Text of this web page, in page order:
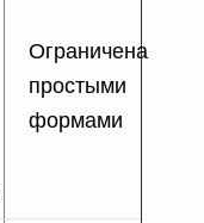
Ограничена
простыми
формами